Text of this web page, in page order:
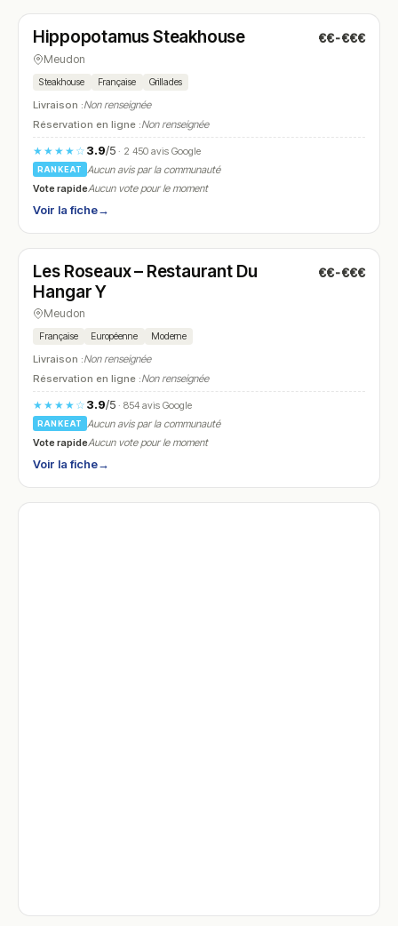
N° 22
Hippopotamus Steakhouse €€-€€€
Meudon
Steakhouse Française Grillades
Livraison :Non renseignée
Réservation en ligne :Non renseignée
★★★★☆ 3.9/5· 2 450 avis Google
RANKEAT
Aucun avis par la communauté
Vote rapideAucun vote pour le moment
Voir la fiche→
N° 23
Les Roseaux – Restaurant Du
Hangar Y
€€-€€€
Meudon
Française Européenne Moderne
Livraison :Non renseignée
Réservation en ligne :Non renseignée
★★★★☆ 3.9/5· 854 avis Google
RANKEAT
Aucun avis par la communauté
Vote rapideAucun vote pour le moment
Voir la fiche→